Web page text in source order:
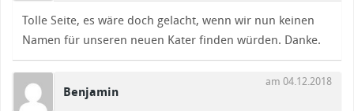
Tolle Seite, es wäre doch gelacht, wenn wir nun keinen
Namen für unseren neuen Kater finden würden. Danke.
Benjamin
am 04.12.2018